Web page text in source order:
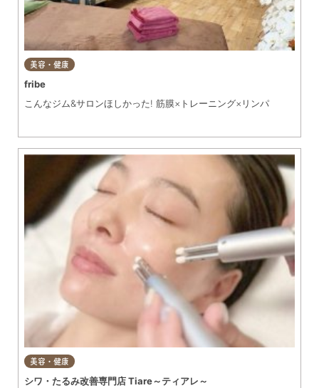
美容・健康
fribe
こんなジム&サロンほしかった! 筋膜×トレーニング×リンパ
美容・健康
シワ・たるみ改善専門店 Tiare～ティアレ～